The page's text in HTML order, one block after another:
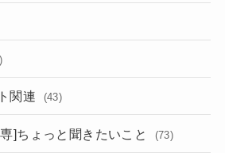
関連 (43)
]ちょっと聞きたいこと (73)